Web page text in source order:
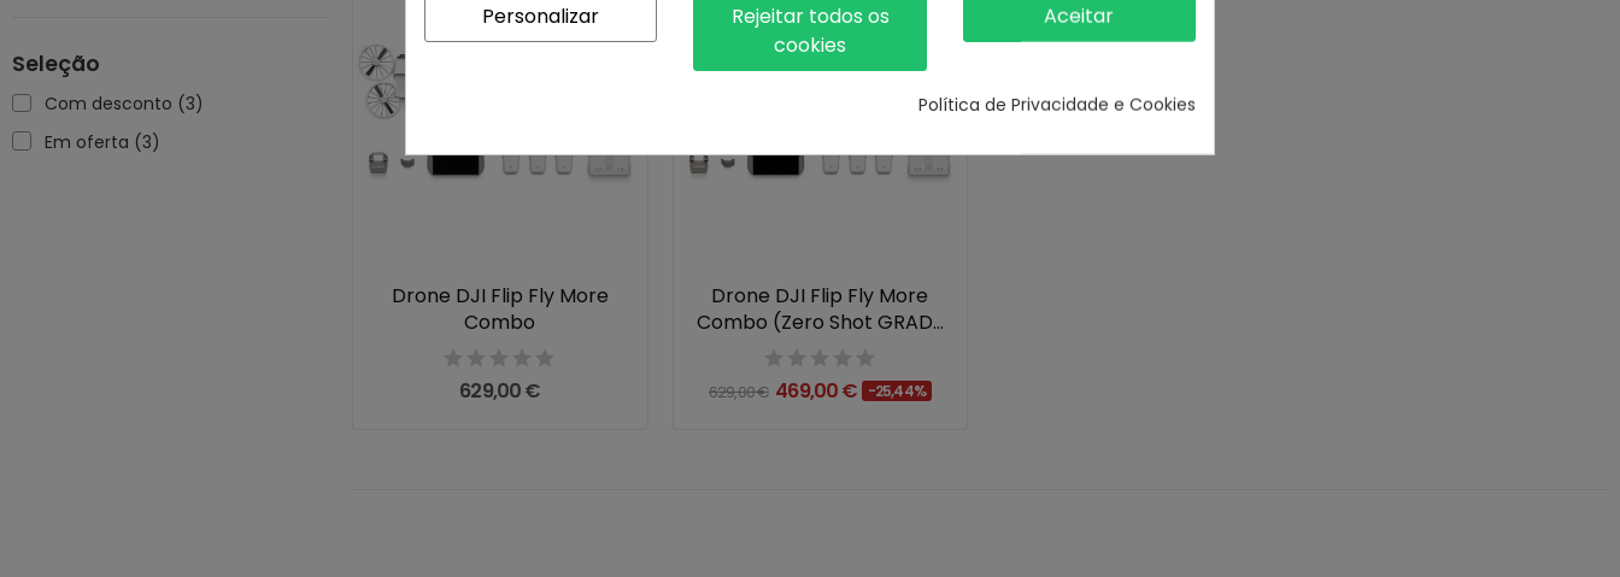
Seleção
Com desconto (3)
Em oferta (3)
Drone DJI Flip Fly More
Combo
629,00 €
Drone DJI Flip Fly More
Combo (Zero Shot GRADE
C)
629,00 € 469,00 € -25,44%
Aceitar
Rejeitar todos os
cookies
Personalizar
Política de Privacidade e Cookies